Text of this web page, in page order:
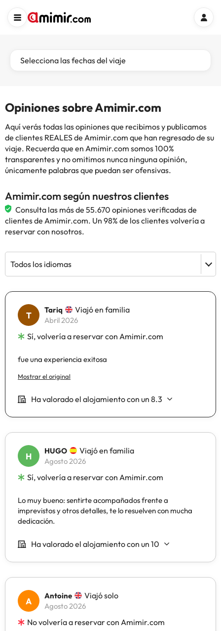
Selecciona las fechas del viaje
Opiniones sobre Amimir.com
Aquí verás todas las opiniones que recibimos y publicamos
de clientes REALES de Amimir.com que han regresado de su
viaje. Recuerda que en Amimir.com somos 100%
transparentes y no omitimos nunca ninguna opinión,
únicamente palabras que puedan ser ofensivas.
Amimir.com según nuestros clientes
Consulta las más de 55.670 opiniones verificadas de
clientes de Amimir.com. Un 98% de los clientes volvería a
reservar con nosotros.